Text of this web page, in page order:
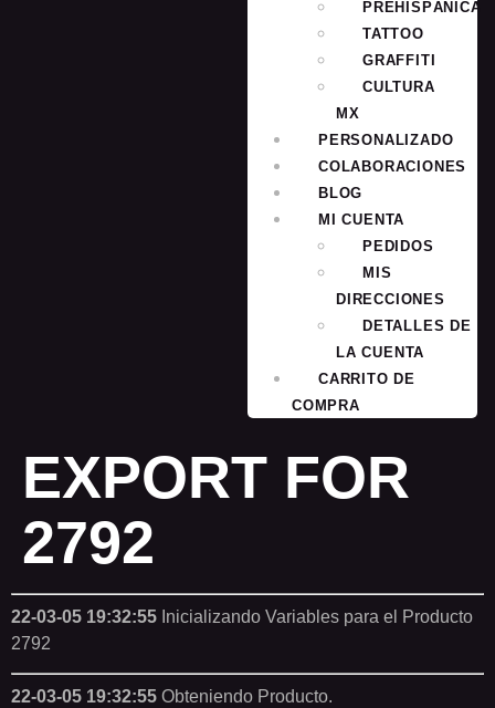
PREHISPÁNICA
TATTOO
GRAFFITI
CULTURA
MX
PERSONALIZADO
COLABORACIONES
BLOG
MI CUENTA
PEDIDOS
MIS
DIRECCIONES
DETALLES DE
LA CUENTA
CARRITO DE
COMPRA
EXPORT FOR
2792
22-03-05 19:32:55 Inicializando Variables para el Producto
2792
22-03-05 19:32:55 Obteniendo Producto.